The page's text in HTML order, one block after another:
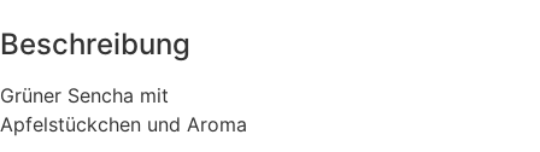
Beschreibung
Grüner Sencha mit
Apfelstückchen und Aroma